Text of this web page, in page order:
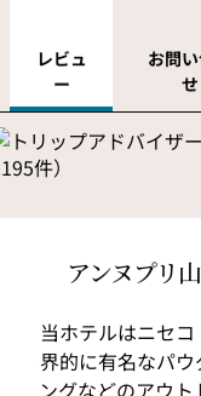
レビュ
ー
お問
せ
アンヌプリ
当ホテルはニセ
界的に有名なパ
ングなどのアウ